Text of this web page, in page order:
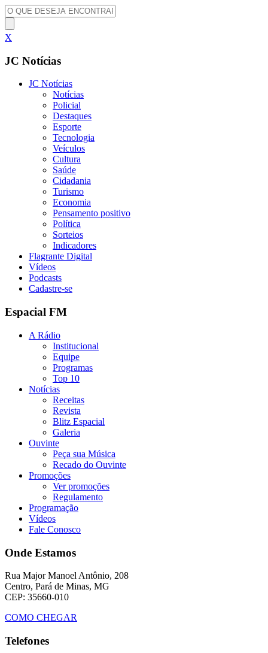
X
JC Notícias
JC Notícias
Notícias
Policial
Destaques
Esporte
Tecnologia
Veículos
Cultura
Saúde
Cidadania
Turismo
Economia
Pensamento positivo
Política
Sorteios
Indicadores
Flagrante Digital
Vídeos
Podcasts
Cadastre-se
Espacial FM
A Rádio
Institucional
Equipe
Programas
Top 10
Notícias
Receitas
Revista
Blitz Espacial
Galeria
Ouvinte
Peça sua Música
Recado do Ouvinte
Promoções
Ver promoções
Regulamento
Programação
Vídeos
Fale Conosco
Onde Estamos
Rua Major Manoel Antônio, 208
Centro, Pará de Minas, MG
CEP: 35660-010
COMO CHEGAR
Telefones